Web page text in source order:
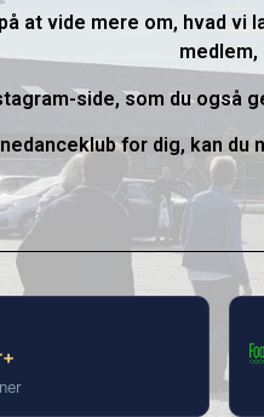
at vide mere om, hvad
medlem,
side, som du også
for dig, kan du